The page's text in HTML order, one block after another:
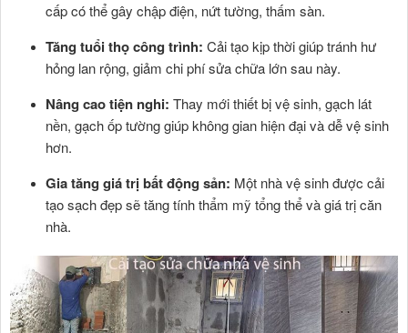
cấp có thể gây chập điện, nứt tường, thấm sàn.
Tăng tuổi thọ công trình: Cải tạo kịp thời giúp tránh hư
hỏng lan rộng, giảm chi phí sửa chữa lớn sau này.
Nâng cao tiện nghi: Thay mới thiết bị vệ sinh, gạch lát
nền, gạch ốp tường giúp không gian hiện đại và dễ vệ sinh
hơn.
Gia tăng giá trị bất động sản: Một nhà vệ sinh được cải
tạo sạch đẹp sẽ tăng tính thẩm mỹ tổng thể và giá trị căn
nhà.